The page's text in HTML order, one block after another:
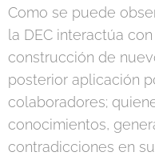
Como se puede
la DEC interactúa
construcción de
posterior aplicación
colaboradores;
conocimientos,
contradicciones en